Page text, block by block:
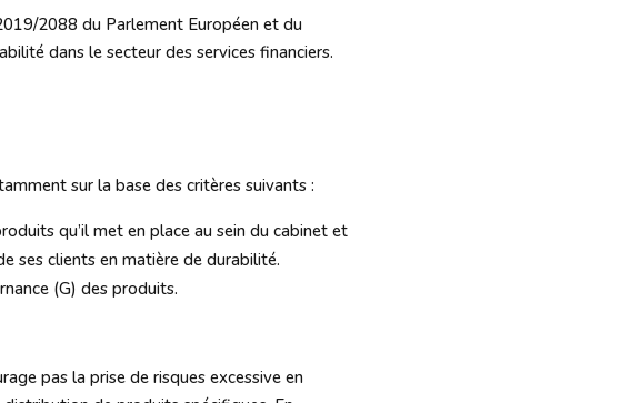
2088 du Parlement Européen et du
dans le secteur des services financiers.
sur la base des critères suivants :
qu’il met en place au sein du cabinet et
ses clients en matière de durabilité.
(G) des produits.
pas la prise de risques excessive en